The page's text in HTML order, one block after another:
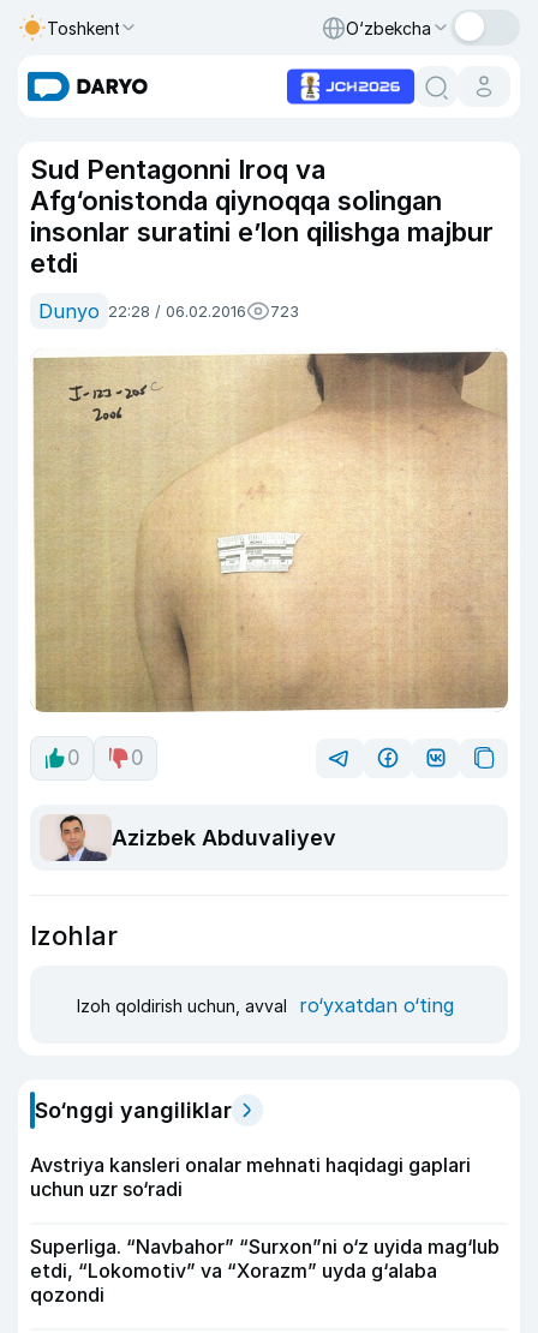
Toshkent O‘zbekcha
Sud Pentagonni Iroq va
Afg‘onistonda qiynoqqa solingan
insonlar suratini e’lon qilishga majbur
etdi
Dunyo 22:28 / 06.02.2016 723
0 0
Azizbek Abduvaliyev
Izohlar
Izoh qoldirish uchun, avval ro‘yxatdan o‘ting
So‘nggi yangiliklar
Avstriya kansleri onalar mehnati haqidagi gaplari
uchun uzr so‘radi
Superliga. “Navbahor” “Surxon”ni o‘z uyida mag‘lub
etdi, “Lokomotiv” va “Xorazm” uyda g‘alaba
qozondi